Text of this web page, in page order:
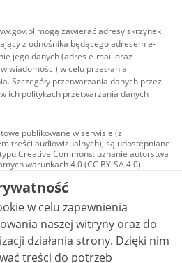
mogą zawierać adresy skrzynek
z odnośnika będącego adresem e-
jego danych (adres e-mail oraz
wiadomości) w celu przesłania
Szczegóły przetwarzania danych przez
ich politykach przetwarzania danych
publikowane w serwisie (z
treści audiowizualnych), są udostępniane
Creative Commons: uznanie autorstwa
warunkach 4.0 (CC BY-SA 4.0).
w tym zdjęcia, materiały
są udostępniane na licencji typu
uznanie autorstwa użycie
- bez utworów zależnych 4.0 (CC BY-
o ile nie jest to stwierdzone inaczej.
w celu zapewnienia
naszej witryny oraz do
strony. Dzięki nim
treści do potrzeb